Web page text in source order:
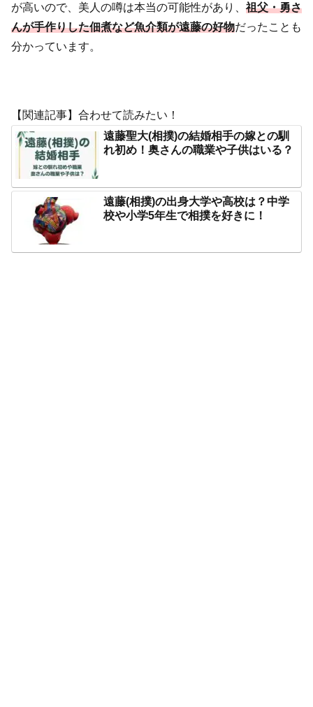
が高いので、美人の噂は本当の可能性があり、 祖父・勇さ
んが手作りした佃煮など魚介類が遠藤の好物だったことも
分かっています。
【関連記事】合わせて読みたい！
遠藤聖大(相撲)の結婚相手の嫁との馴
れ初め！奥さんの職業や子供はいる？
遠藤(相撲)の出身大学や高校は？中学
校や小学5年生で相撲を好きに！